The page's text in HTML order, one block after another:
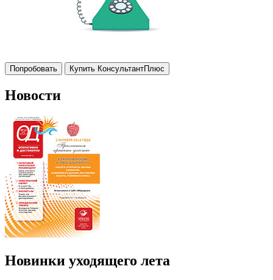
Попробовать Купить КонсультантПлюс
Новости
Новинки уходящего лета